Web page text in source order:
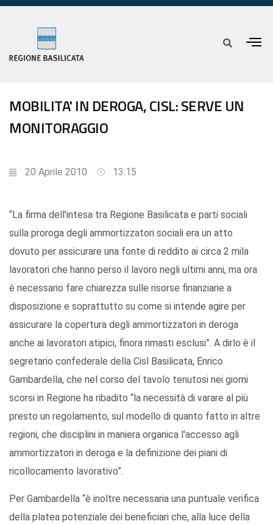
MOBILITA' IN DEROGA, CISL: SERVE UN
MONITORAGGIO
20 Aprile 2010 13:15
“La firma dell'intesa tra Regione Basilicata e parti sociali
sulla proroga degli ammortizzatori sociali era un atto
dovuto per assicurare una fonte di reddito ai circa 2 mila
lavoratori che hanno perso il lavoro negli ultimi anni, ma ora
è necessario fare chiarezza sulle risorse finanziarie a
disposizione e soprattutto su come si intende agire per
assicurare la copertura degli ammortizzatori in deroga
anche ai lavoratori atipici, finora rimasti esclusi”. A dirlo è il
segretario confederale della Cisl Basilicata, Enrico
Gambardella, che nel corso del tavolo tenutosi nei giorni
scorsi in Regione ha ribadito “la necessità di varare al più
presto un regolamento, sul modello di quanto fatto in altre
regioni, che disciplini in maniera organica l'accesso agli
ammortizzatori in deroga e la definizione dei piani di
ricollocamento lavorativo”.
Per Gambardella “è inoltre necessaria una puntuale verifica
della platea potenziale dei beneficiari che, alla luce della